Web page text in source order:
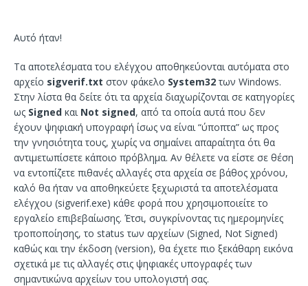
Αυτό ήταν!
Τα αποτελέσματα του ελέγχου αποθηκεύονται αυτόματα στο
αρχείο sigverif.txt στον φάκελο System32 των Windows.
Στην λίστα θα δείτε ότι τα αρχεία διαχωρίζονται σε κατηγορίες
ως Signed και Not signed, από τα οποία αυτά που δεν
έχουν ψηφιακή υπογραφή ίσως να είναι “ύποπτα” ως προς
την γνησιότητα τους, χωρίς να σημαίνει απαραίτητα ότι θα
αντιμετωπίσετε κάποιο πρόβλημα. Αν θέλετε να είστε σε θέση
να εντοπίζετε πιθανές αλλαγές στα αρχεία σε βάθος χρόνου,
καλό θα ήταν να αποθηκεύετε ξεχωριστά τα αποτελέσματα
ελέγχου (sigverif.exe) κάθε φορά που χρησιμοποιείτε το
εργαλείο επιβεβαίωσης. Έτσι, συγκρίνοντας τις ημερομηνίες
τροποποίησης, το status των αρχείων (Signed, Not Signed)
καθώς και την έκδοση (version), θα έχετε πιο ξεκάθαρη εικόνα
σχετικά με τις αλλαγές στις ψηφιακές υπογραφές των
σημαντικώνα αρχείων του υπολογιστή σας.